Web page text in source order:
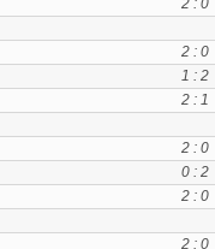
2 : 0
2 : 0
1 : 2
2 : 1
2 : 0
0 : 2
2 : 0
2 : 0